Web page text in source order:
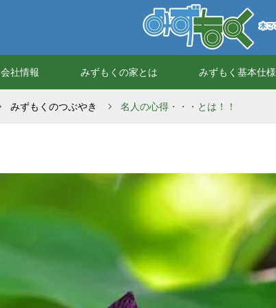
会社情報 みずもくの家とは みずもく基本仕様
みずもくのつぶやき 名人の心得・・・とは！！